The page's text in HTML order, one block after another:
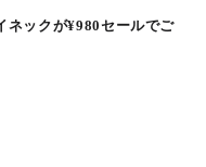
ネックが¥980セールでご